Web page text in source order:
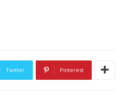
Twitter Pinterest